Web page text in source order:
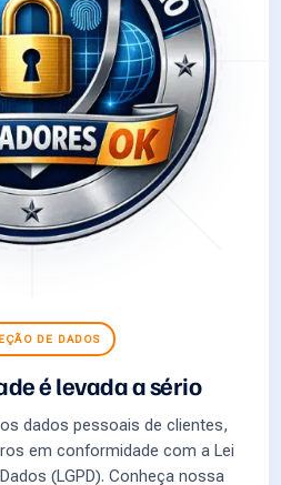
DE DADOS
é levada a sério
dados pessoais de clientes,
em conformidade com a Lei
(LGPD). Conheça nossa